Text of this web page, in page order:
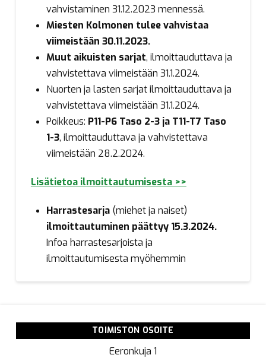
vahvistaminen 31.12.2023 mennessä.
Miesten Kolmonen tulee vahvistaa
viimeistään 30.11.2023.
Muut aikuisten sarjat, ilmoittauduttava ja
vahvistettava viimeistään 31.1.2024.
Nuorten ja lasten sarjat ilmoittauduttava ja
vahvistettava viimeistään 31.1.2024.
Poikkeus: P11-P6 Taso 2-3 ja T11-T7 Taso
1-3, ilmoittauduttava ja vahvistettava
viimeistään 28.2.2024.
Lisätietoa ilmoittautumisesta >>
Harrastesarja (miehet ja naiset)
ilmoittautuminen päättyy 15.3.2024.
Infoa harrastesarjoista ja
ilmoittautumisesta myöhemmin
TOIMISTON OSOITE
Eeronkuja 1